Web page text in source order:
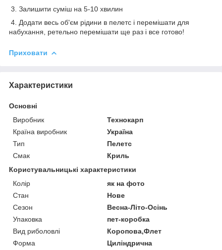
3. Залишити суміш на 5-10 хвилин
4. Додати весь об'єм рідини в пелетс і перемішати для
набухання, ретельно перемішати ще раз і все готово!
Приховати
Характеристики
Основні
Виробник
Технокарп
Країна виробник
Україна
Тип
Пелетс
Смак
Криль
Користувальницькі характеристики
Колір
як на фото
Стан
Нове
Сезон
Весна-Літо-Осінь
Упаковка
пет-коробка
Вид риболовлі
Коропова,Флет
Форма
Циліндрична